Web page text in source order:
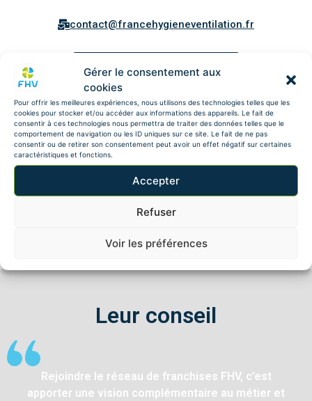
Gérer le consentement aux
cookies
Pour offrir les meilleures expériences, nous utilisons des technologies telles que les
cookies pour stocker et/ou accéder aux informations des appareils. Le fait de
consentir à ces technologies nous permettra de traiter des données telles que le
comportement de navigation ou les ID uniques sur ce site. Le fait de ne pas
consentir ou de retirer son consentement peut avoir un effet négatif sur certaines
caractéristiques et fonctions.
Accepter
Refuser
Voir les préférences
contact@francehygieneventilation.fr
En savoir plus sur l'agence
Leur conseil
Rejoindre le réseau de franchises FHV, c’est
apporter une vision complémentaire au métier et